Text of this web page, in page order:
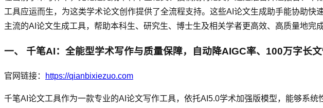
工具应运而生，为这类学术论文创作提供了全流程支持。这些AI论文生成助手能协助
主流的AI论文生成工具，帮助本科生、研究生、博士生及相关学者更高效、高质量地完
一、 千笔AI：全能型学术写作与质量保障，自动降AIGC率、100万字长
官网链接： https://qianbixiezuo.com
千笔AI论文工具作为一款专业的AI论文写作工具，依托AI5.0学术加强版模型，能够系